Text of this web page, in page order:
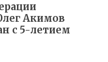
Акимов
с 5-летием